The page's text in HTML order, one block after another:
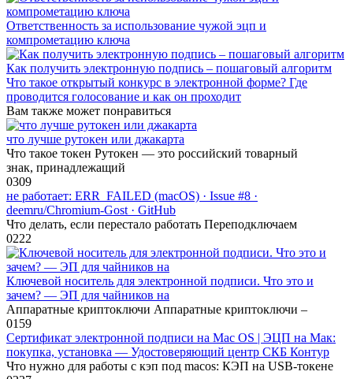
Ответственность за использование чужой эцп и
компрометацию ключа
Как получить электронную подпись – пошаговый алгоритм
Что такое открытый конкурс в электронной форме? Где
проводится голосование и как он проходит
Вам также может понравиться
что лучше рутокен или джакарта
Что такое токен Рутокен — это российский товарный
знак, принадлежащий
0309
не работает: ERR_FAILED (macOS) · Issue #8 ·
deemru/Chromium-Gost · GitHub
Что делать, если перестало работать Переподключаем
0222
Ключевой носитель для электронной подписи. Что это и
зачем? — ЭП для чайников на
Аппаратные криптоключи Аппаратные криптоключи –
0159
Cертификат электронной подписи на Mac OS | ЭЦП на Мак:
покупка, установка — Удостоверяющий центр СКБ Контур
Что нужно для работы с кэп под macos: КЭП на USB-токене